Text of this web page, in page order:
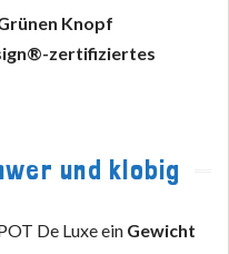
Knopf
zertifiziertes
und klobig
De Luxe ein Gewicht